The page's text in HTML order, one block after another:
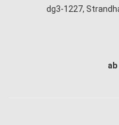
dg3-1227,
ab